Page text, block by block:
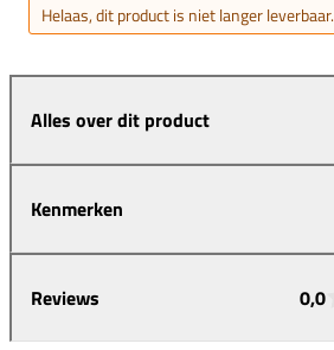
Helaas, dit product is niet langer leverbaar.
Alles over dit product
Kenmerken
Reviews 0,0